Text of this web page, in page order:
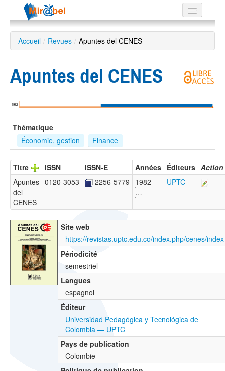
Le réseau
Soutien
Recherche
avancée
EN
ES
?
Accueil / Revues / Apuntes del CENES
Apuntes del CENES
1982
Thématique
Économie, gestion
Finance
Titre ISSN ISSN-E Années Éditeurs Action
Apuntes
del
CENES
0120-3053 2256-5779
1982 –
…
UPTC
Site web
https://revistas.uptc.edu.co/index.php/cenes/index
Périodicité
semestriel
Langues
espagnol
Éditeur
Universidad Pedagógica y Tecnológica de
Colombia — UPTC
Pays de publication
Colombie